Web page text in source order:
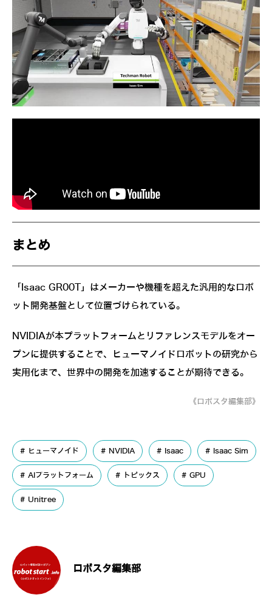
まとめ
「Isaac GR00T」はメーカーや機種を超えた汎用的なロボ
ット開発基盤として位置づけられている。
NVIDIAが本プラットフォームとリファレンスモデルをオー
プンに提供することで、ヒューマノイドロボットの研究から
実用化まで、世界中の開発を加速することが期待できる。
《ロボスタ編集部》
ヒューマノイド NVIDIA Isaac Isaac Sim
AIプラットフォーム トピックス GPU
Unitree
ロボスタ編集部